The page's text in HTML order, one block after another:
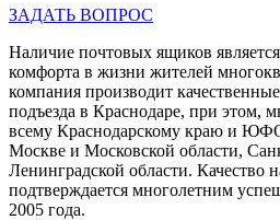
ЗАДАТЬ ВОПРОС
Наличие почтовых ящиков
комфорта в жизни жителей
компания производит
подъезда в Краснодаре, при этом,
всему Краснодарскому краю и
Москве и Московской области,
Ленинградской области. Качество
подтверждается многолетним
2005 года.